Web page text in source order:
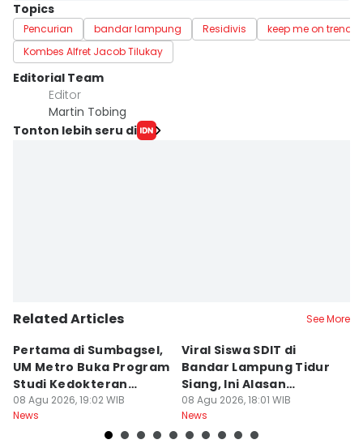
Topics
Pencurian bandar lampung Residivis
keep me on trend
Kombes Alfret Jacob Tilukay
Editorial Team
Editor
Martin Tobing
Tonton lebih seru di
Related Articles See More
Pertama di Sumbagsel,
UM Metro Buka Program
Studi Kedokteran
Hewan
08 Agu 2026, 19:02 WIB
News
Viral Siswa SDIT di
Bandar Lampung Tidur
Siang, Ini Alasan
Sekolah
08 Agu 2026, 18:01 WIB
News